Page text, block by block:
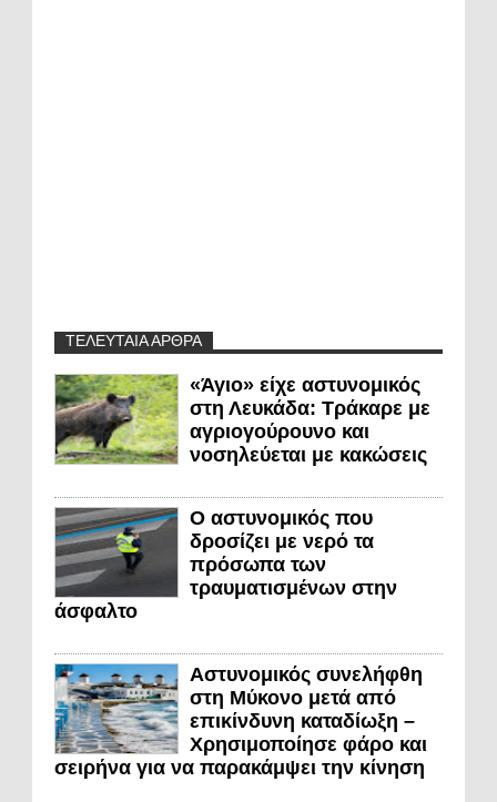
ΤΕΛΕΥΤΑΙΑ ΑΡΘΡΑ
«Άγιο» είχε αστυνομικός
στη Λευκάδα: Τράκαρε με
αγριογούρουνο και
νοσηλεύεται με κακώσεις
Ο αστυνομικός που
δροσίζει με νερό τα
πρόσωπα των
τραυματισμένων στην
άσφαλτο
Αστυνομικός συνελήφθη
στη Μύκονο μετά από
επικίνδυνη καταδίωξη –
Χρησιμοποίησε φάρο και
σειρήνα για να παρακάμψει την κίνηση